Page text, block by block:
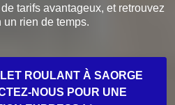
tarifs avantageux, et retrouvez
un rien de temps.
ROULANT À SAORGE
NOUS POUR UNE